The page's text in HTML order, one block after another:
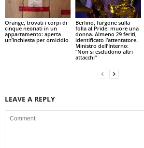
Orange, trovati i corpi di
cinque neonati in un
appartamento: aperta
un’inchiesta per omicidio
Berlino, furgone sulla
folla al Pride: muore una
donna. Almeno 29 feriti,
identificato l’attentatore.
Ministro dell’Interno:
“Non si escludono altri
attacchi”
LEAVE A REPLY